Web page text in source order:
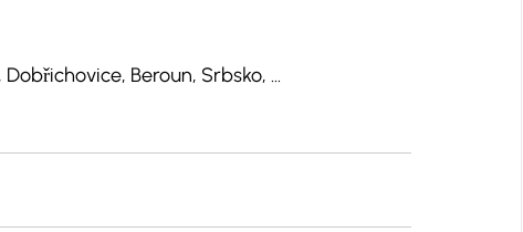
Beroun, Srbsko, ...